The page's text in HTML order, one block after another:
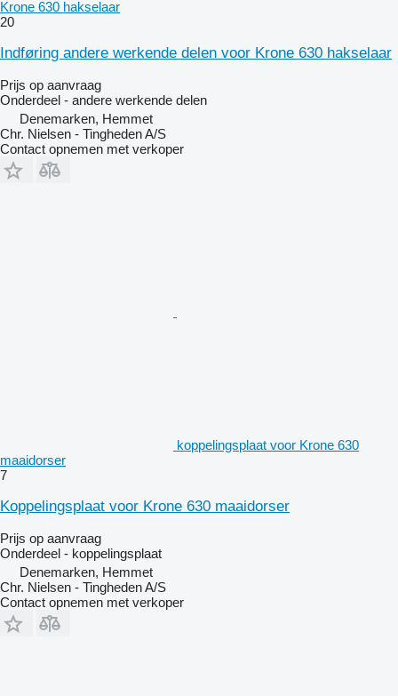
Krone 630 hakselaar
20
Indføring andere werkende delen voor Krone 630 hakselaar
Prijs op aanvraag
Onderdeel - andere werkende delen
Denemarken, Hemmet
Chr. Nielsen - Tingheden A/S
Contact opnemen met verkoper
koppelingsplaat voor Krone 630
maaidorser
7
Koppelingsplaat voor Krone 630 maaidorser
Prijs op aanvraag
Onderdeel - koppelingsplaat
Denemarken, Hemmet
Chr. Nielsen - Tingheden A/S
Contact opnemen met verkoper